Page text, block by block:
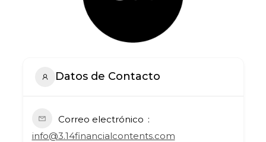
Datos de Contacto
Correo electrónico
info@3.14financialcontents.com